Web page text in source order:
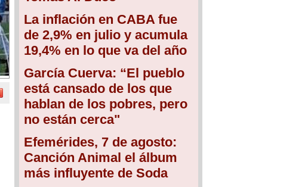
La inflación en CABA fue
de 2,9% en julio y acumula
19,4% en lo que va del año
García Cuerva: “El pueblo
está cansado de los que
hablan de los pobres, pero
no están cerca"
Efemérides, 7 de agosto:
Canción Animal el álbum
más influyente de Soda